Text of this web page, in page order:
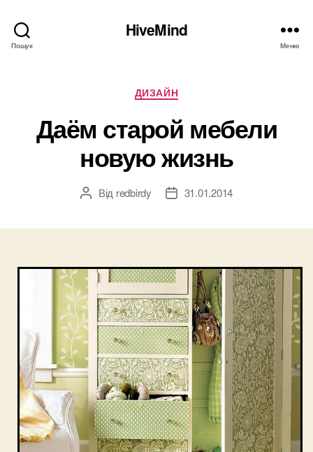
Пошук
HiveMind
Меню
Категорії
ДИЗАЙН
Даём старой мебели
новую жизнь
Автор
Від redbirdy
Дата31.01.2014